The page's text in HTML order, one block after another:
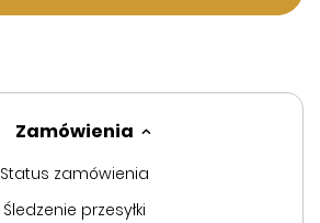
Zamówienia
Status zamówienia
Śledzenie przesyłki